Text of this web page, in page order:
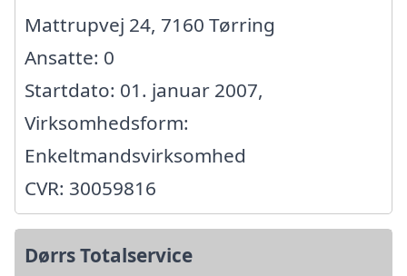
Mattrupvej 24, 7160 Tørring
Ansatte: 0
Startdato: 01. januar 2007,
Virksomhedsform:
Enkeltmandsvirksomhed
CVR: 30059816
Dørrs Totalservice